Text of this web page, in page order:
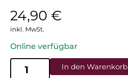
24,90 €
inkl. MwSt.
Online verfügbar
In den Warenkorb